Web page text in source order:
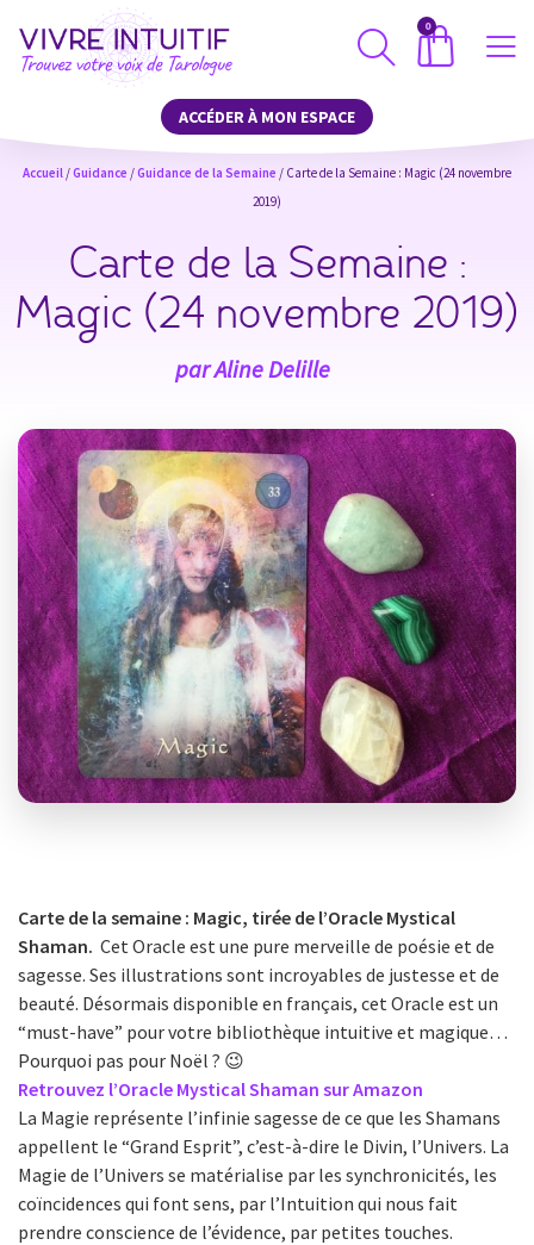
0
ACCÉDER À MON ESPACE
Accueil /Guidance /Guidance de la Semaine / Carte de la Semaine : Magic (24 novembre
2019)
Carte de la Semaine :
Magic (24 novembre 2019)
parAline Delille
Carte de la semaine : Magic, tirée de l’Oracle Mystical
Shaman. Cet Oracle est une pure merveille de poésie et de
sagesse. Ses illustrations sont incroyables de justesse et de
beauté. Désormais disponible en français, cet Oracle est un
“must-have” pour votre bibliothèque intuitive et magique…
Pourquoi pas pour Noël ? 😉
Retrouvez l’Oracle Mystical Shaman sur Amazon
La Magie représente l’infinie sagesse de ce que les Shamans
appellent le “Grand Esprit”, c’est-à-dire le Divin, l’Univers. La
Magie de l’Univers se matérialise par les synchronicités, les
coïncidences qui font sens, par l’Intuition qui nous fait
prendre conscience de l’évidence, par petites touches.